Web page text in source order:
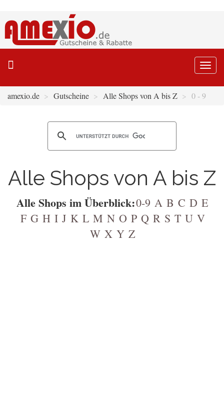
amexio.de Gutscheine Alle Shops von A bis Z 0 - 9
Alle Shops von A bis Z
Alle Shops im Überblick:0-9 A B C D E
F G H I J K L M N O P Q R S T U V
W X Y Z